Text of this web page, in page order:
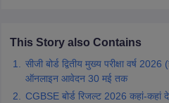
This Story also Contains
सीजी बोर्ड द्वितीय मुख्य परीक्षा वर्ष
ऑनलाइन आवेदन 30 मई तक
CGBSE बोर्ड रिजल्ट 2026 कहां-